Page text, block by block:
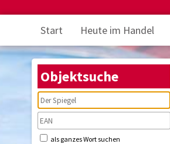
Start Heute im Handel
Objektsuche
als ganzes Wort suchen